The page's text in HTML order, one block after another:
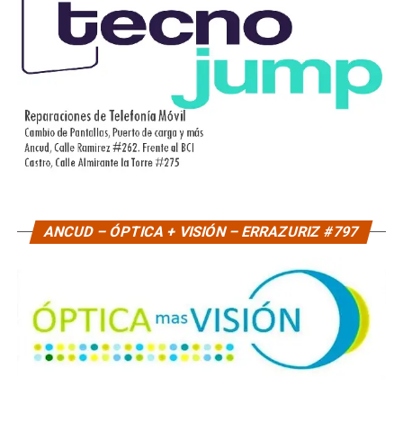
ANCUD – ÓPTICA + VISIÓN – ERRAZURIZ #797